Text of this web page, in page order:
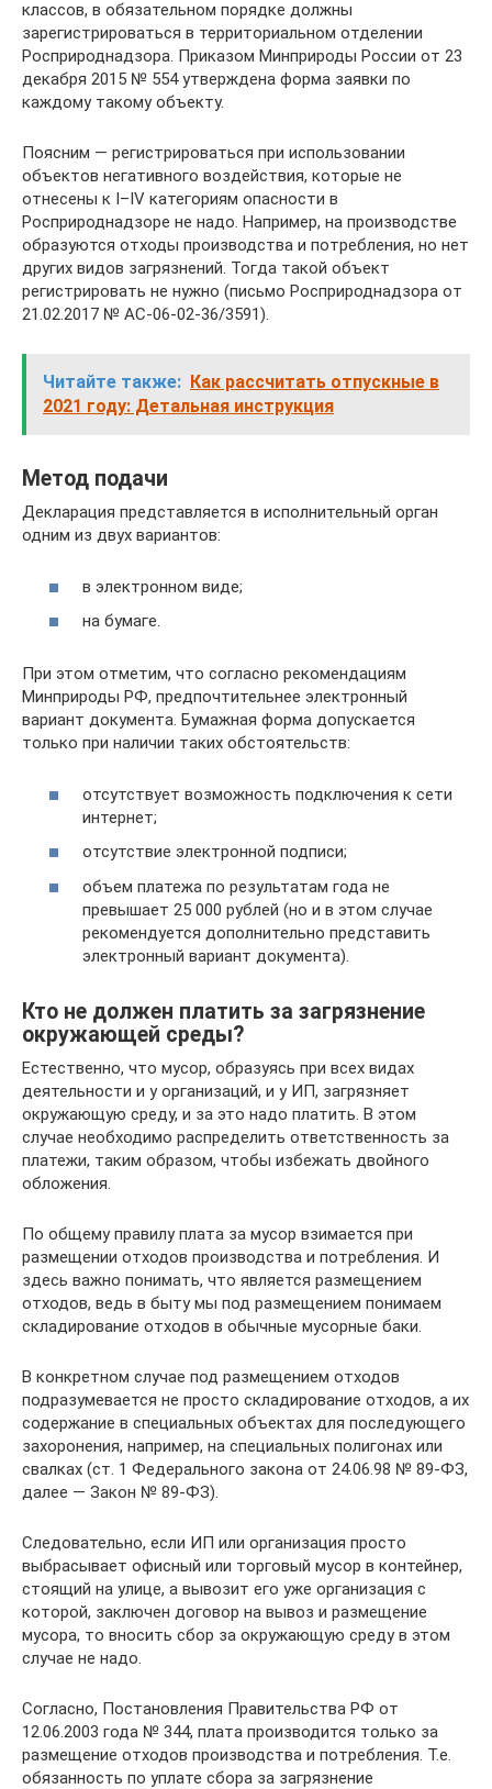
классов, в обязательном порядке должны
зарегистрироваться в территориальном отделении
Росприроднадзора. Приказом Минприроды России от 23
декабря 2015 № 554 утверждена форма заявки по
каждому такому объекту.
Поясним — регистрироваться при использовании
объектов негативного воздействия, которые не
отнесены к I–IV категориям опасности в
Росприроднадзоре не надо. Например, на производстве
образуются отходы производства и потребления, но нет
других видов загрязнений. Тогда такой объект
регистрировать не нужно (письмо Росприроднадзора от
21.02.2017 № АС-06-02-36/3591).
Читайте также: Как рассчитать отпускные в
2021 году: Детальная инструкция
Метод подачи
Декларация представляется в исполнительный орган
одним из двух вариантов:
в электронном виде;
на бумаге.
При этом отметим, что согласно рекомендациям
Минприроды РФ, предпочтительнее электронный
вариант документа. Бумажная форма допускается
только при наличии таких обстоятельств:
отсутствует возможность подключения к сети
интернет;
отсутствие электронной подписи;
объем платежа по результатам года не
превышает 25 000 рублей (но и в этом случае
рекомендуется дополнительно представить
электронный вариант документа).
Кто не должен платить за загрязнение
окружающей среды?
Естественно, что мусор, образуясь при всех видах
деятельности и у организаций, и у ИП, загрязняет
окружающую среду, и за это надо платить. В этом
случае необходимо распределить ответственность за
платежи, таким образом, чтобы избежать двойного
обложения.
По общему правилу плата за мусор взимается при
размещении отходов производства и потребления. И
здесь важно понимать, что является размещением
отходов, ведь в быту мы под размещением понимаем
складирование отходов в обычные мусорные баки.
В конкретном случае под размещением отходов
подразумевается не просто складирование отходов, а их
содержание в специальных объектах для последующего
захоронения, например, на специальных полигонах или
свалках (ст. 1 Федерального закона от 24.06.98 № 89-ФЗ,
далее — Закон № 89-ФЗ).
Следовательно, если ИП или организация просто
выбрасывает офисный или торговый мусор в контейнер,
стоящий на улице, а вывозит его уже организация с
которой, заключен договор на вывоз и размещение
мусора, то вносить сбор за окружающую среду в этом
случае не надо.
Согласно, Постановления Правительства РФ от
12.06.2003 года № 344, плата производится только за
размещение отходов производства и потребления. Т.е.
обязанность по уплате сбора за загрязнение